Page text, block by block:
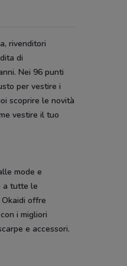
rivenditori
di
Nei 96 punti
per vestire i
scoprire le novità
vestire il tuo
mode e
a tutte le
Okaidi offre
i migliori
e accessori.